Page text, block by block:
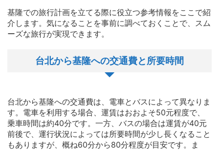
基隆での旅行計画を立てる際に役立つ参考情報をここで紹
介します。気になることを事前に調べておくことで、スム
ーズな旅行が実現できます。
台北から基隆への交通費と所要時間
台北から基隆への交通費は、電車とバスによって異なりま
す。電車を利用する場合、運賃はおおよそ50元程度で、
乗車時間は約40分です。一方、バスの場合は運賃が40元
前後で、運行状況によっては所要時間が少し長くなること
もありますが、概ね60分から80分程度が目安です。ま